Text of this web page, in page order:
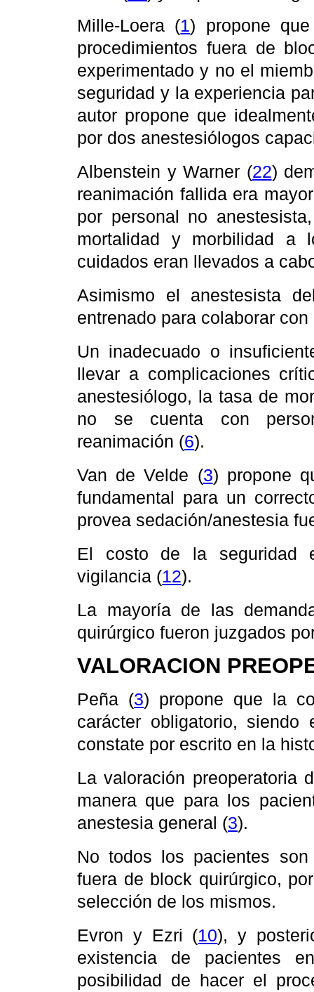
Mille-Loera (1)
propone
procedimientos fuera de
experimentado y no el
seguridad y la experiencia
autor propone que
por dos anestesiólogos
Albenstein y Warner (22)
reanimación fallida era
por personal no
mortalidad y morbilidad a
cuidados eran llevados a
Asimismo el anestesista
entrenado para colaborar con
Un inadecuado o
llevar a complicaciones
anestesiólogo, la tasa de
no se cuenta con
reanimación (6).
Van de Velde (3) propone
fundamental para un
provea sedación/anestesia
El costo de la seguridad
vigilancia (12).
La mayoría de las
quirúrgico fueron juzgados
VALORACION
Peña (3) propone que la
carácter obligatorio, siendo
constate por escrito en la
La valoración preoperatoria
manera que para los
anestesia general (3).
No todos los pacientes son
fuera de block quirúrgico,
selección de los mismos.
Evron y Ezri (10), y
existencia de pacientes
posibilidad de hacer el